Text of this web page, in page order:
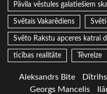
Pāvila vēstules galatiešiem
Svētais Vakarēdiens
Svēto Rakstu apceres katrai
ticības realitāte Tēvreize
Aleksandrs Bite
Georgs Mancelis